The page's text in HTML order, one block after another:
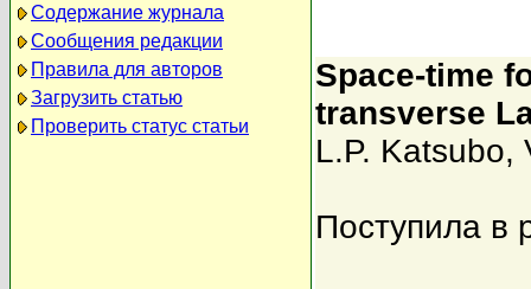
Содержание журнала
Сообщения редакции
Правила для авторов
Загрузить статью
Проверить статус статьи
Space-time
transverse
L.P. Katsubo,
Поступила в